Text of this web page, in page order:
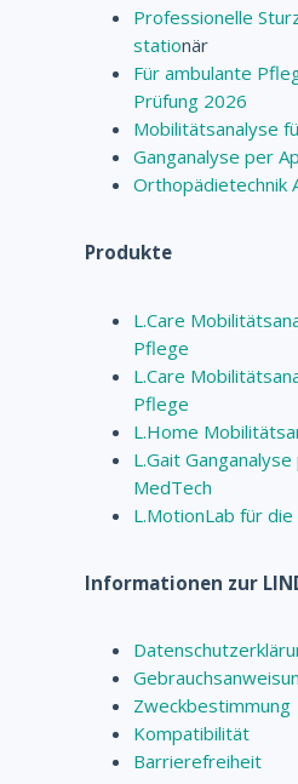
Professionelle
stationär
Für ambulante
Prüfung 2026
Mobilitätsanalyse
Ganganalyse per
Orthopädietechnik
Produkte
L.Care
Pflege
L.Care
Pflege
L.Home
L.Gait
MedTech
L.MotionLab für
Informationen zur
Zweckbestimmung
Kompatibilität
Barrierefreiheit